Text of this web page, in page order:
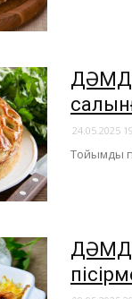
24.05.2025
Тойымды